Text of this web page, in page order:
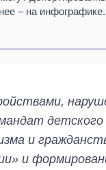
– на инфографике.
и
и